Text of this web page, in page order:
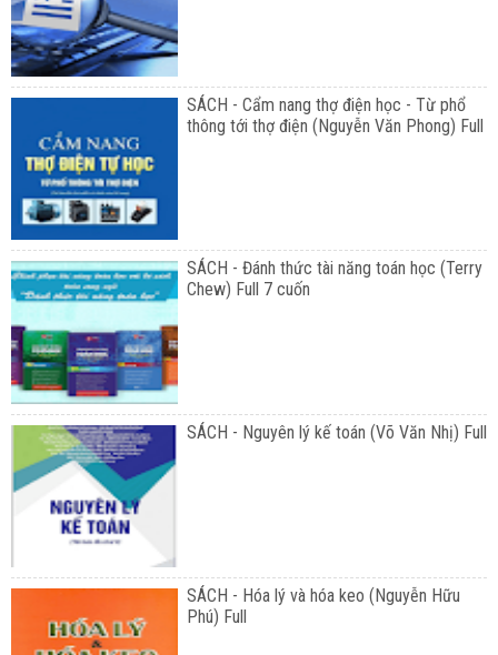
SÁCH - Cẩm nang thợ điện học - Từ phổ
thông tới thợ điện (Nguyễn Văn Phong) Full
SÁCH - Đánh thức tài năng toán học (Terry
Chew) Full 7 cuốn
SÁCH - Nguyên lý kế toán (Võ Văn Nhị) Full
SÁCH - Hóa lý và hóa keo (Nguyễn Hữu
Phú) Full